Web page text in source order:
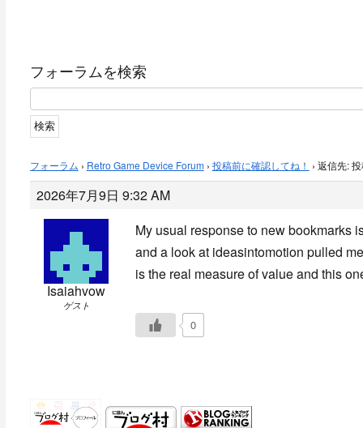
フォーラムを検索
フォーラム › Retro Game Device Forum › 投稿前に確認してね！ › 返信先:
2026年7月9日 9:32 AM
Isaiahvow
ゲスト
My usual response to new bookmarks
and a look at ideasintomotion pulled
is the real measure of value and this
0